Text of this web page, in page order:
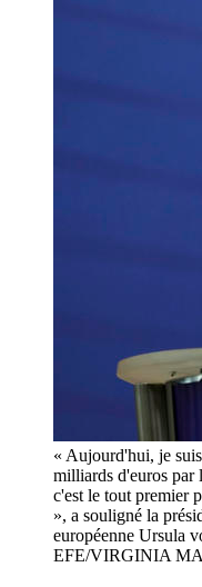
« Aujourd'hui, je
milliards d'euros par
c'est le tout premier
», a souligné la
européenne Ursula
EFE/VIRGINIA